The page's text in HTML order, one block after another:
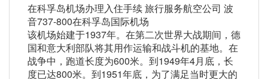
在科孚岛机场办理入住手续 旅行服务航空公司 波
音737-800在科孚岛国际机场
该机场始建于1937年。在第二次世界大战期间，德
国和意大利部队将其用作运输和战斗机的基地。在
战争中，跑道长度为600米。到1949年4月底，长
度已达800米。到1951年底，为了满足当时更大的